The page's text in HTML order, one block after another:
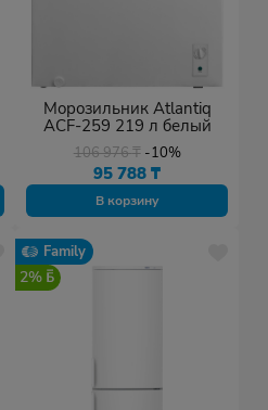
Морозильник Atlantiq
ACF-259 219 л белый
106 976₸ -10%
95 788₸
В корзину
Family
2%